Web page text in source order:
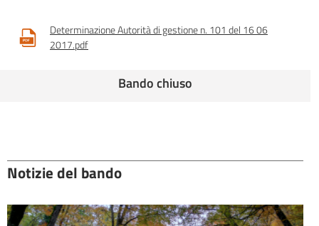
Determinazione Autorità di gestione n. 101 del 16 06
2017.pdf
Bando chiuso
Notizie del bando